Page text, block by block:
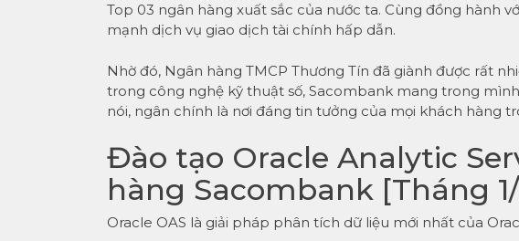
Top 03 ngân hàng xuất sắc của nước ta. Cùng đồng hành
mạnh dịch vụ giao dịch tài chính hấp dẫn.
Nhờ đó, Ngân hàng TMCP Thương Tín đã giành được rất
trong công nghệ kỹ thuật số, Sacombank mang trong
nói, ngân chính là nơi đáng tin tưởng của mọi khách hàng
Đào tạo Oracle Analytic
hàng Sacombank [Tháng
Oracle OAS là giải pháp phân tích dữ liệu mới nhất của